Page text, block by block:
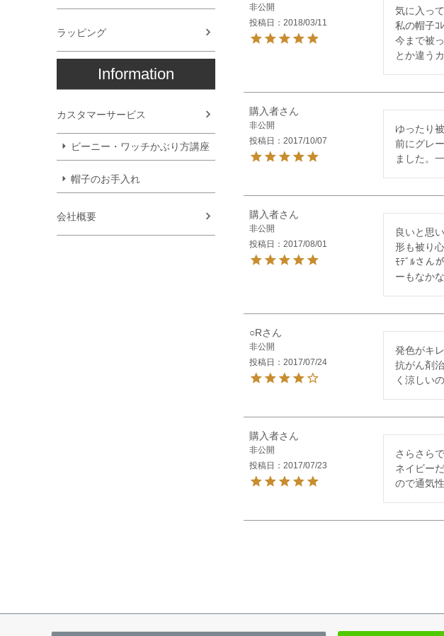
ラッピング
Information
カスタマーサービス
ビーニー・ワッチかぶり方講座
帽子のお手入れ
会社概要
非公開
投稿日
2018/03/11
気に入っ
私の帽子ｺ
今まで被
購入者
非公開
投稿日
2017/10/07
ゆったり
前にグレ
ました。
購入者
非公開
投稿日
2017/08/01
良いと思
形も被り
ﾓﾃﾞﾙさん
○R
非公開
投稿日
2017/07/24
発色がキ
抗がん剤
く涼しい
購入者
非公開
投稿日
2017/07/23
さらさら
ネイビー
ので通気